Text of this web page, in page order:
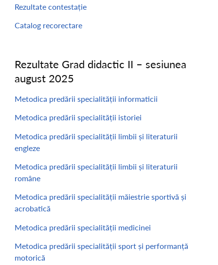
Rezultate contestație
Catalog recorectare
Rezultate Grad didactic II – sesiunea
august 2025
Metodica predării specialității informaticii
Metodica predării specialității istoriei
Metodica predării specialității limbii și literaturii
engleze
Metodica predării specialității limbii și literaturii
române
Metodica predării specialității măiestrie sportivă și
acrobatică
Metodica predării specialității medicinei
Metodica predării specialității sport și performanță
motorică